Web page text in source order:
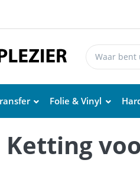
Folie & Vinyl
Ketting